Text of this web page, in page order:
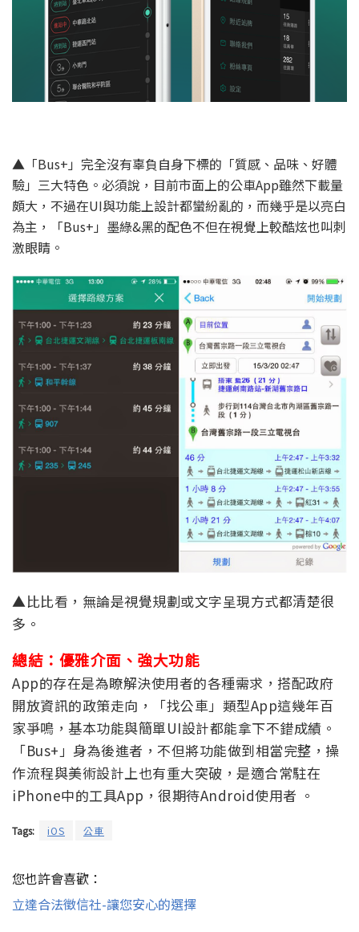
▲「Bus+」完全沒有辜負自身下標的「質感、品味、好體
驗」三大特色。必須說，目前市面上的公車App雖然下載量
頗大，不過在UI與功能上設計都蠻紛亂的，而幾乎是以亮白
為主，「Bus+」墨綠&黑的配色不但在視覺上較酷炫也叫刺
激眼睛。
▲比比看，無論是視覺規劃或文字呈現方式都清楚很
多。
總結：優雅介面、強大功能
App的存在是為瞭解決使用者的各種需求，搭配政府
開放資訊的政策走向，「找公車」類型App這幾年百
家爭鳴，基本功能與簡單UI設計都能拿下不錯成績。
「Bus+」身為後進者，不但將功能做到相當完整，操
作流程與美術設計上也有重大突破，是適合常駐在
iPhone中的工具App，很期待Android使用者 。
Tags: iOS 公車
您也許會喜歡：
立達合法徵信社-讓您安心的選擇